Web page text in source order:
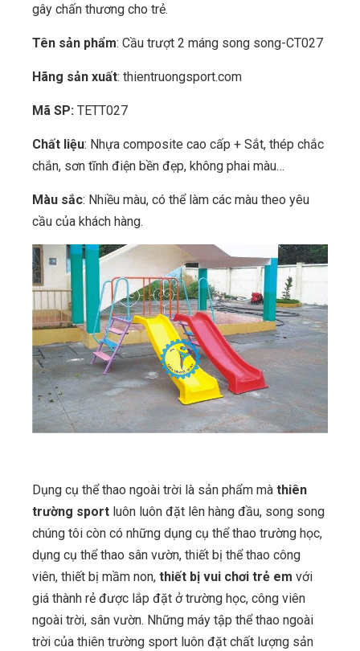
gây chấn thương cho trẻ.
Tên sản phẩm: Cầu trượt 2 máng song song-CT027
Hãng sản xuất: thientruongsport.com
Mã SP: TETT027
Chất liệu: Nhựa composite cao cấp + Sắt, thép chắc
chắn, sơn tĩnh điện bền đẹp, không phai màu…
Màu sắc: Nhiều màu, có thể làm các màu theo yêu
cầu của khách hàng.
Dụng cụ thể thao ngoài trời là sản phẩm mà thiên
trường sport luôn luôn đặt lên hàng đầu, song song
chúng tôi còn có những dụng cụ thể thao trường học,
dụng cụ thể thao sân vườn, thiết bị thể thao công
viên, thiết bị mầm non, thiết bị vui chơi trẻ em với
giá thành rẻ được lắp đặt ở trường học, công viên
ngoài trời, sân vườn. Những máy tập thể thao ngoài
trời của thiên trường sport luôn đặt chất lượng sản